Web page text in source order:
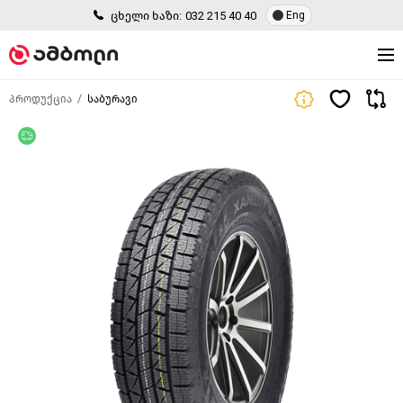
ცხელი ხაზი: 032 215 40 40 Eng
პროდუქცია საბურავი